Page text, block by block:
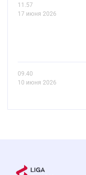
11.57
17 июня 2026
09.40
10 июня 2026